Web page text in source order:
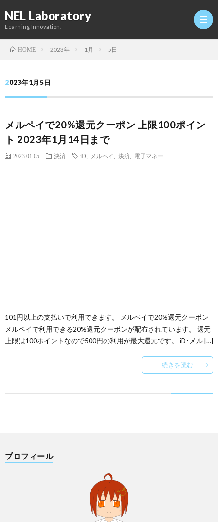
NEL Laboratory
Learning Innovation.
研
究
HOME 2023年 1月 5日
2023年1月5日
メルペイで20%還元クーポン 上限100ポイン
ト 2023年1月14日まで
2023.01.05 決済 iD メルペイ 決済 電子マネー
101円以上の支払いで利用できます。 メルペイで20%還元クーポン
メルペイで利用できる20%還元クーポンが配布されています。 還元
上限は100ポイントなので500円の利用が最大還元です。 iD･メル […]
続きを読む
プロフィール